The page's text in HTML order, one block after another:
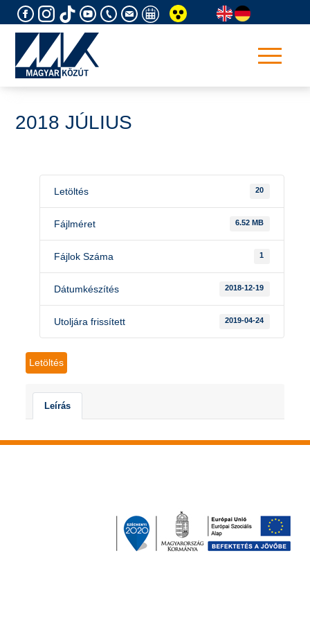
to
2018 JÚLIUS
Letöltés 20
Fájlméret 6.52 MB
Fájlok Száma 1
Dátumkészítés 2018-12-19
Utoljára frissített 2019-04-24
Letöltés
Leírás